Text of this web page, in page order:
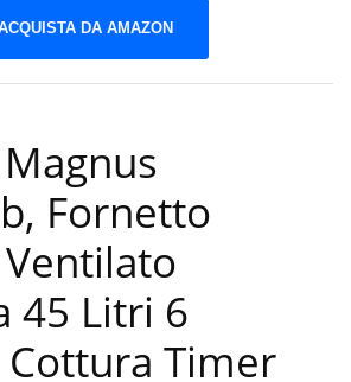
DA AMAZON
Fornetto
45 Litri 6
Cottura Timer